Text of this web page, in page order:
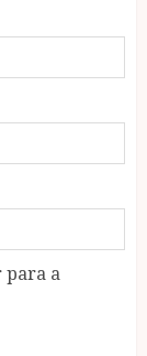
para a